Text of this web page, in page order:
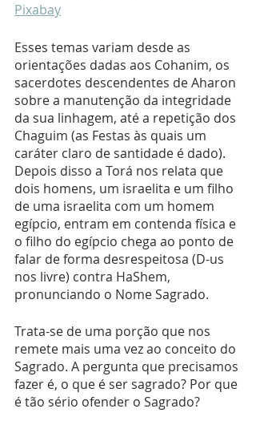
Pixabay
Esses temas variam desde as
orientações dadas aos Cohanim, os
sacerdotes descendentes de Aharon
sobre a manutenção da integridade
da sua linhagem, até a repetição dos
Chaguim (as Festas às quais um
caráter claro de santidade é dado).
Depois disso a Torá nos relata que
dois homens, um israelita e um filho
de uma israelita com um homem
egípcio, entram em contenda física e
o filho do egípcio chega ao ponto de
falar de forma desrespeitosa (D-us
nos livre) contra HaShem,
pronunciando o Nome Sagrado.
Trata-se de uma porção que nos
remete mais uma vez ao conceito do
Sagrado. A pergunta que precisamos
fazer é, o que é ser sagrado? Por que
é tão sério ofender o Sagrado?